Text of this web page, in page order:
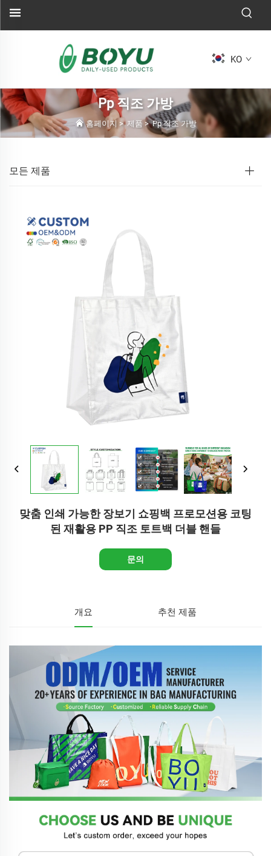
KO
Pp 직조 가방
홈페이지 >제품 >Pp 직조 가방
모든 제품
맞춤 인쇄 가능한 장보기 쇼핑백 프로모션용 코팅
된 재활용 PP 직조 토트백 더블 핸들
문의
개요 추천 제품